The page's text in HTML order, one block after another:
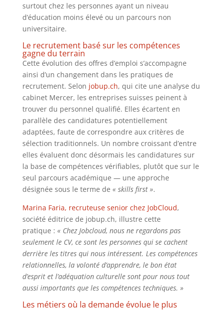
surtout chez les personnes ayant un niveau
d’éducation moins élevé ou un parcours non
universitaire.
Le recrutement basé sur les compétences
gagne du terrain
Cette évolution des offres d’emploi s’accompagne
ainsi d’un changement dans les pratiques de
recrutement. Selon jobup.ch, qui cite une analyse du
cabinet Mercer, les entreprises suisses peinent à
trouver du personnel qualifié. Elles écartent en
parallèle des candidatures potentiellement
adaptées, faute de correspondre aux critères de
sélection traditionnels. Un nombre croissant d’entre
elles évaluent donc désormais les candidatures sur
la base de compétences vérifiables, plutôt que sur le
seul parcours académique — une approche
désignée sous le terme de « skills first ».
Marina Faria, recruteuse senior chez JobCloud,
société éditrice de jobup.ch, illustre cette
pratique : « Chez Jobcloud, nous ne regardons pas
seulement le CV, ce sont les personnes qui se cachent
derrière les titres qui nous intéressent. Les compétences
relationnelles, la volonté d’apprendre, le bon état
d’esprit et l’adéquation culturelle sont pour nous tout
aussi importants que les compétences techniques. »
Les métiers où la demande évolue le plus